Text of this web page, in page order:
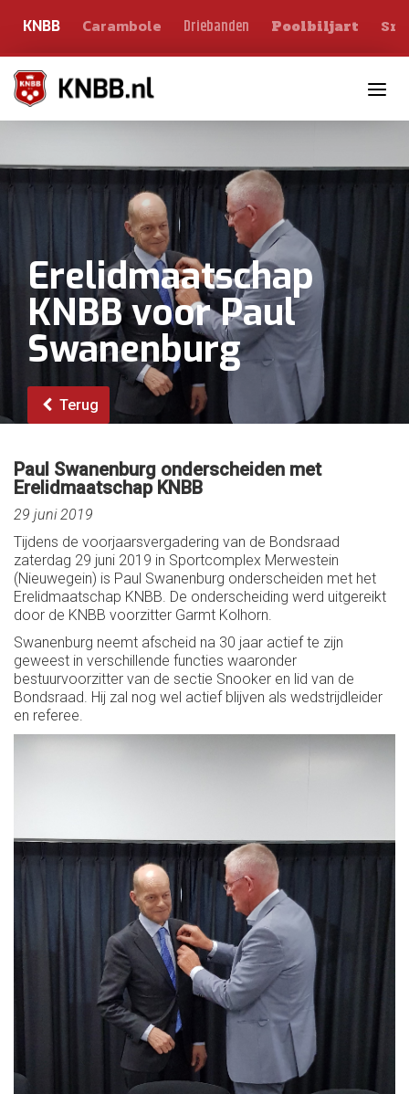
KNBB Carambole Driebanden Poolbiljart
Erelidmaatschap
KNBB voor Paul
Swanenburg
Terug
Paul Swanenburg onderscheiden met
Erelidmaatschap KNBB
29 juni 2019
Tijdens de voorjaarsvergadering van de Bondsraad
zaterdag 29 juni 2019 in Sportcomplex Merwestein
(Nieuwegein) is Paul Swanenburg onderscheiden met het
Erelidmaatschap KNBB. De onderscheiding werd uitgereikt
door de KNBB voorzitter Garmt Kolhorn.
Swanenburg neemt afscheid na 30 jaar actief te zijn
geweest in verschillende functies waaronder
bestuurvoorzitter van de sectie Snooker en lid van de
Bondsraad. Hij zal nog wel actief blijven als wedstrijdleider
en referee.